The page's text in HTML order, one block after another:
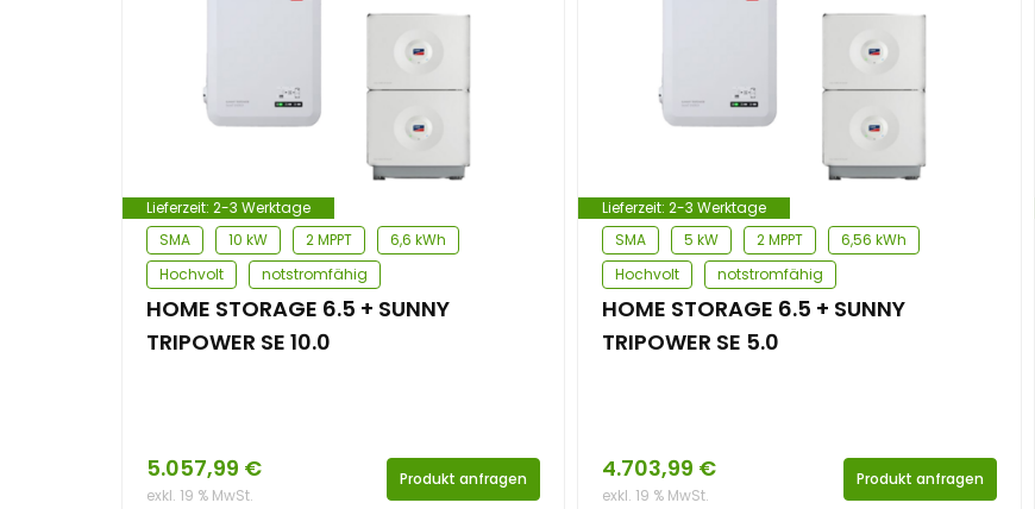
Lieferzeit: 2-3 Werktage
SMA
10 kW 2 MPPT
6,6 kWh
Hochvolt
notstromfähig
HOME STORAGE 6.5 + SUNNY
TRIPOWER SE 10.0
5.057,99 €
exkl. 19 % MwSt.
Produkt anfragen
Lieferzeit:2-3 Werktage
SMA
5 kW 2 MPPT
6,56 kWh
Hochvolt
notstromfähig
HOME STORAGE 6.5 + SUNNY
TRIPOWER SE 5.0
4.703,99 €
exkl. 19 % MwSt.
Produkt anfragen